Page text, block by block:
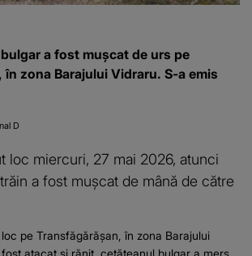
a fost mușcat de urs pe
în zona Barajului Vidraru. S-a emis
D
loc miercuri, 27 mai 2026, atunci
a fost mușcat de mână de către
pe Transfăgărăşan, în zona Barajului
atacat și rănit, cetățeanul bulgar a mers